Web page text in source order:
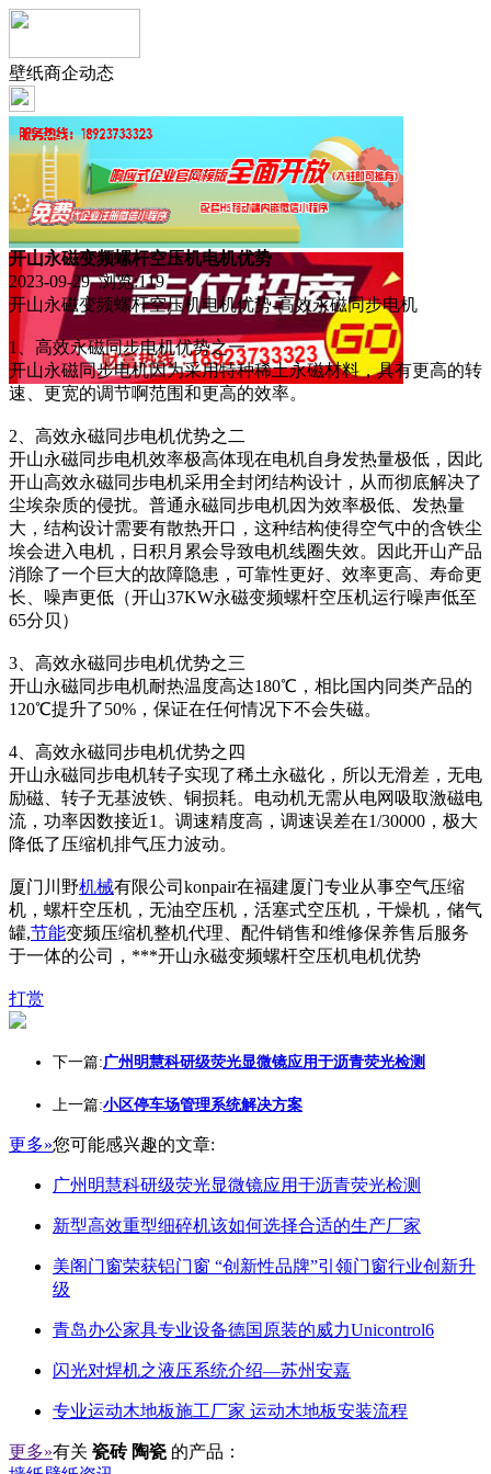
壁纸商企动态
开山永磁变频螺杆空压机电机优势
2023-09-29 浏览:119
开山永磁变频螺杆空压机电机优势-高效永磁同步电机
1、高效永磁同步电机优势之一
开山永磁同步电机因为采用特种稀土永磁材料，具有更高的转
速、更宽的调节啊范围和更高的效率。
2、高效永磁同步电机优势之二
开山永磁同步电机效率极高体现在电机自身发热量极低，因此
开山高效永磁同步电机采用全封闭结构设计，从而彻底解决了
尘埃杂质的侵扰。普通永磁同步电机因为效率极低、发热量
大，结构设计需要有散热开口，这种结构使得空气中的含铁尘
埃会进入电机，日积月累会导致电机线圈失效。因此开山产品
消除了一个巨大的故障隐患，可靠性更好、效率更高、寿命更
长、噪声更低（开山37KW永磁变频螺杆空压机运行噪声低至
65分贝）
3、高效永磁同步电机优势之三
开山永磁同步电机耐热温度高达180℃，相比国内同类产品的
120℃提升了50%，保证在任何情况下不会失磁。
4、高效永磁同步电机优势之四
开山永磁同步电机转子实现了稀土永磁化，所以无滑差，无电
励磁、转子无基波铁、铜损耗。电动机无需从电网吸取激磁电
流，功率因数接近1。调速精度高，调速误差在1/30000，极大
降低了压缩机排气压力波动。
厦门川野机械有限公司konpair在福建厦门专业从事空气压缩
机，螺杆空压机，无油空压机，活塞式空压机，干燥机，储气
罐,节能变频压缩机整机代理、配件销售和维修保养售后服务
于一体的公司，***开山永磁变频螺杆空压机电机优势
打赏
下一篇:广州明慧科研级荧光显微镜应用于沥青荧光检测
上一篇:小区停车场管理系统解决方案
更多»您可能感兴趣的文章:
广州明慧科研级荧光显微镜应用于沥青荧光检测
新型高效重型细碎机该如何选择合适的生产厂家
美阁门窗荣获铝门窗 “创新性品牌”引领门窗行业创新升
级
青岛办公家具专业设备德国原装的威力Unicontrol6
闪光对焊机之液压系统介绍—苏州安嘉
专业运动木地板施工厂家 运动木地板安装流程
更多»有关 瓷砖 陶瓷 的产品：